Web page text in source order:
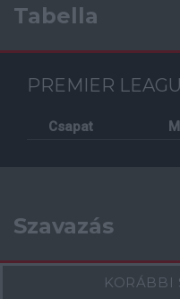
Tabella
PREMIER
Csapat M
Szavazás
KORÁBBI